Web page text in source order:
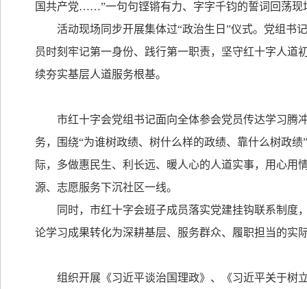
国共产党……”一句句铿锵有力、字字千钧的誓词回荡现
活动现场同步开展集体过“政治生日 ”仪式。党组书
员时刻牢记第一身份、践行第一职责，坚守红十字人
续夯实基层人道服务根基。
市红十字会党组书记面向全体参会党员传达学习腾
务，围绕“为谁树政绩、树什么样的政绩、靠什么树政绩”
际，多做惠民生、利长远、暖人心的人道实事，用心用
源、志愿服务下沉社区一线。
同时，市红十字会班子成员落实党建挂钩联系制
论学习成果转化为深耕基层、服务群众、履职担当的实
组织开展《习近平谈治国理政》、《习近平关于树